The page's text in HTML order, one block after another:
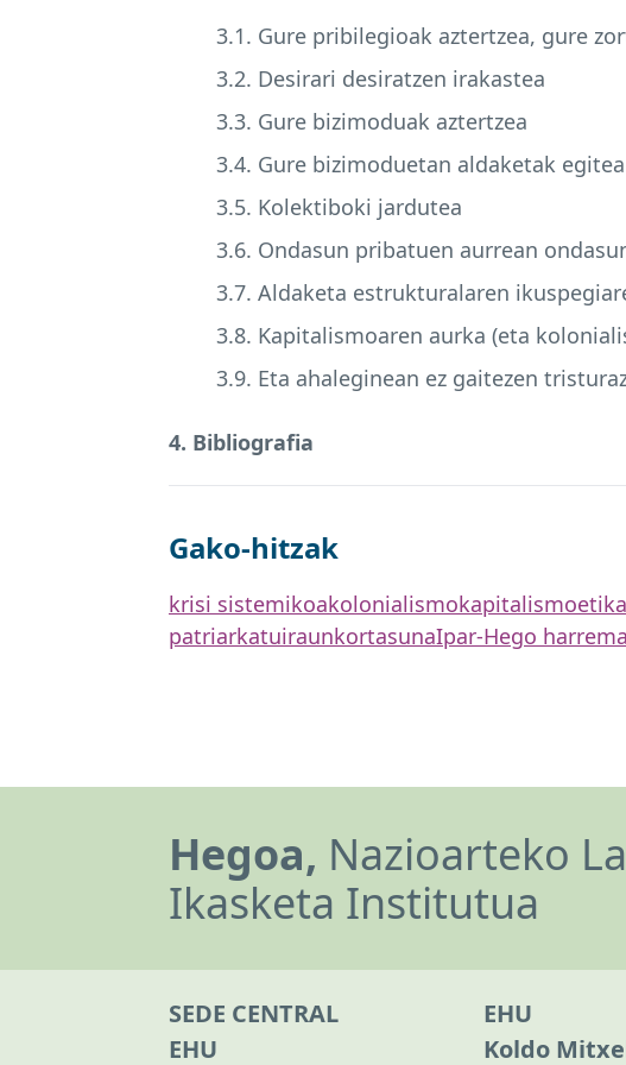
3.1. Gure pribilegioak aztertzea, gure
3.2. Desirari desiratzen irakastea
3.3. Gure bizimoduak aztertzea
3.4. Gure bizimoduetan aldaketak egitea
3.5. Kolektiboki jardutea
3.6. Ondasun pribatuen aurrean
3.7. Aldaketa estrukturalaren
3.8. Kapitalismoaren aurka (eta
3.9. Eta ahaleginean ez gaitezen
4. Bibliografia
Gako-hitzak
krisi sistemikoakolonialismokapitalismoetika
patriarkatuiraunkortasunaIpar-Hego
Hegoa, Nazioarteko
Ikasketa Institutua
SEDE CENTRAL
EHU
EHU
Koldo